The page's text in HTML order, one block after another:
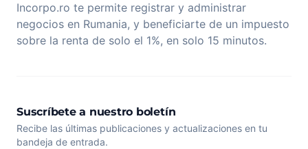
Incorpo.ro te permite registrar y administrar
negocios en Rumania, y beneficiarte de un impuesto
sobre la renta de solo el 1%, en solo 15 minutos.
Suscríbete a nuestro boletín
Recibe las últimas publicaciones y actualizaciones en tu
bandeja de entrada.